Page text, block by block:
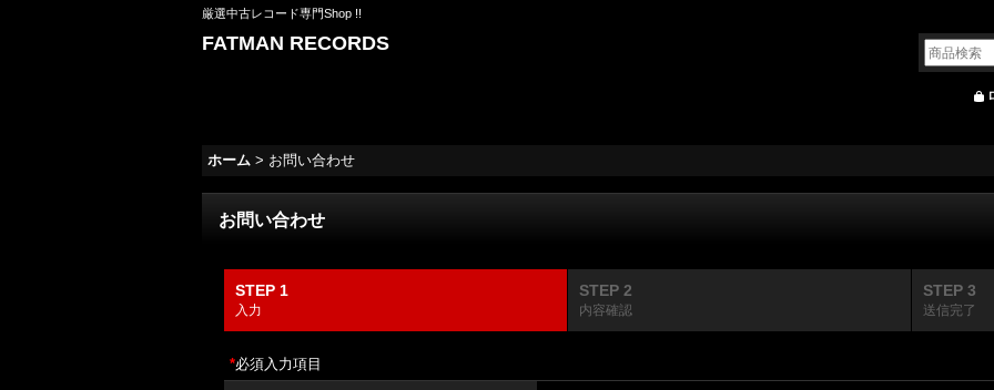
厳選中古レコード専門Shop !!
FATMAN RECORDS
ホーム > お問い合わせ
お問い合わせ
STEP 1
入力
STEP 2
内容確認
STEP 3
送信完了
*必須入力項目